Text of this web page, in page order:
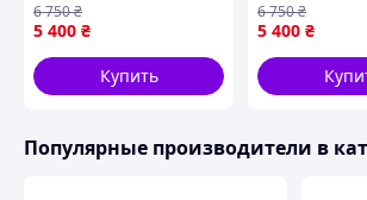
коричневый/дуб
платиновый 5-2-9005
:BRASIL:
5 400 ₴
6 750₴
Купить
черный 4-5-
:BRASIL:
5 400 ₴
6 750₴
Популярные производители в